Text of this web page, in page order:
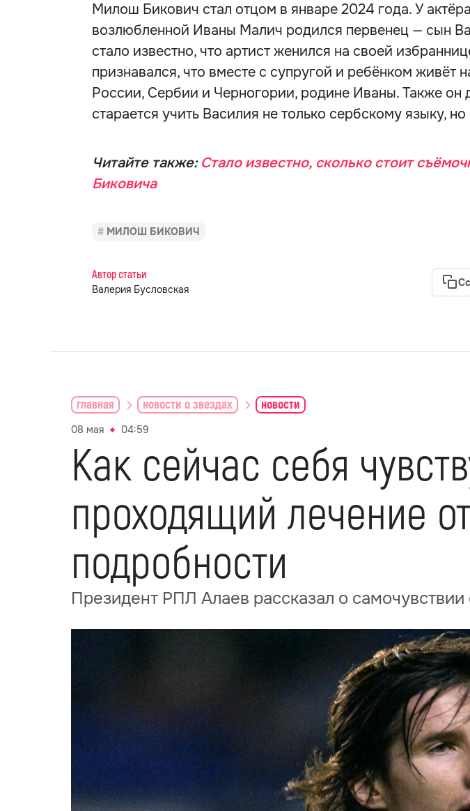
Милош Бикович стал отцом в январе 2024 года. У
возлюбленной Иваны Малич родился первенец — сын
стало известно, что артист женился на своей
признавался, что вместе с супругой и ребёнком живёт
России, Сербии и Черногории, родине Иваны. Также он
старается учить Василия не только сербскому языку,
Читайте также: Стало известно, сколько стоит
Биковича
МИЛОШ БИКОВИЧ
Автор статьи
Валерия Бусловская
главная новости о звездах новости
08 мая 04:59
Как сейчас себя
проходящий лечение
подробности
Президент РПЛ Алаев рассказал о